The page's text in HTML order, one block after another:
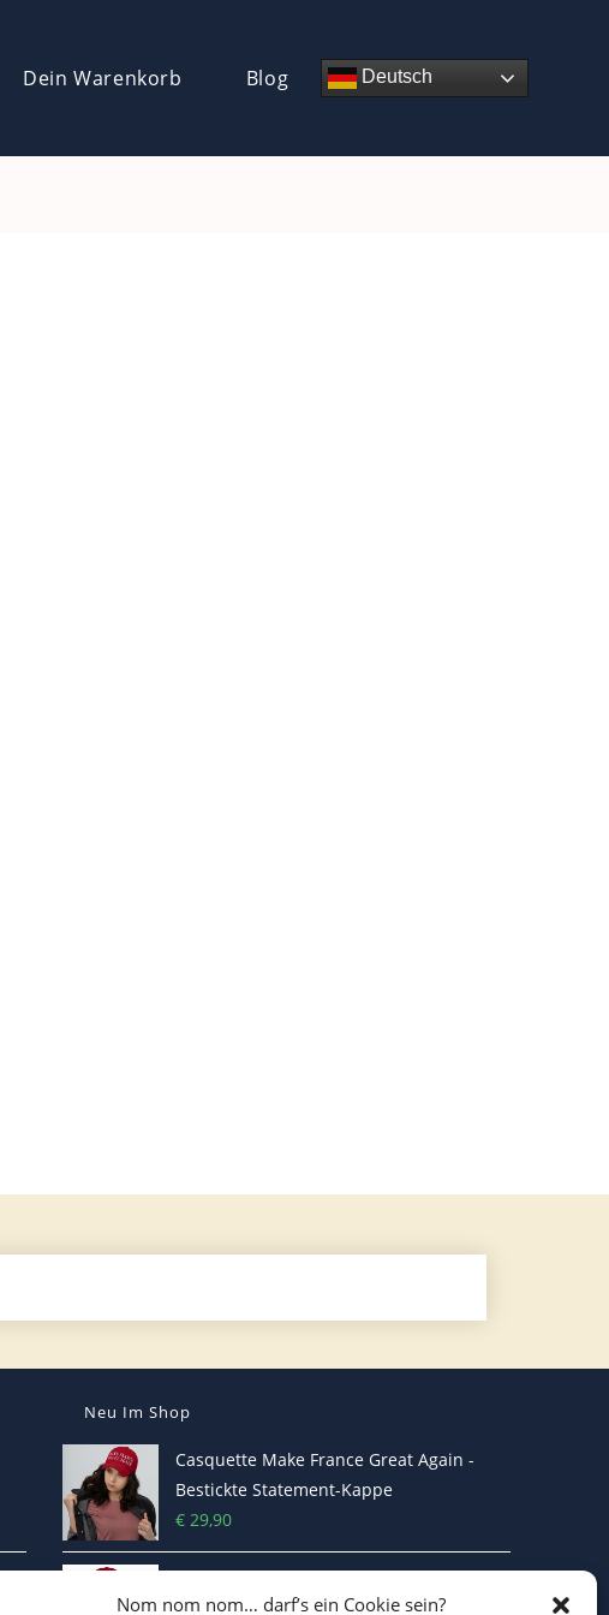
Nom nom nom… darf’s ein Cookie sein?
Deutsch
Dein Warenkorb Blog
Neu Im Shop
Casquette Make France Great Again -
Bestickte Statement-Kappe
€29,90
Cap